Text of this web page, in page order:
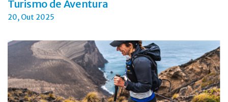
Turismo de Aventura
20, Out 2025